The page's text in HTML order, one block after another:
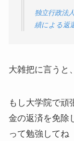
独立行政法
績による返
大雑把に言うと、
もし大学院で頑
金の返済を免除
って勉強してね